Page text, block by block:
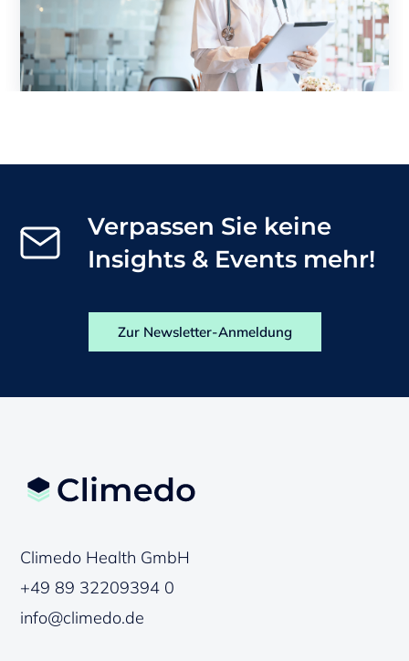
Verpassen Sie keine
Insights & Events mehr!
Zur Newsletter-Anmeldung
Climedo Health GmbH
+49 89 32209394 0
info@climedo.de